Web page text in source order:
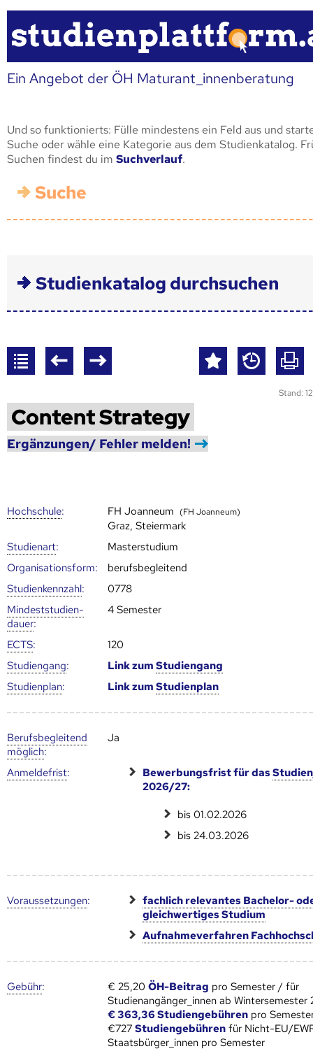
Ein Angebot der ÖH Maturant_innenberatung
Und so funktionierts: Fülle mindestens ein Feld aus und
Suche oder wähle eine Kategorie aus dem Studienkatalog.
Suchen findest du im Suchverlauf.
Suche
Studienkatalog durchsuchen
Stand:
Content Strategy
Ergänzungen/ Fehler melden!
Hoch­schule: FH Joanneum (FH Joanneum)
Graz, Steiermark
Studienart:
Masterstudium
Organisationsform:
berufsbegleitend
Studien­kenn­zahl:
0778
Mindest­studien­
dauer:
4 Semester
ECTS:
120
Studien­gang: Link zumStudien­gang
Studien­plan: Link zumStudien­plan
Berufs­begleitend
möglich:
Ja
Anmelde­frist: Bewerbungsfrist für das
2026/27:
bis 01.02.2026
bis 24.03.2026
Voraus­setzungen:
fachlich relevantes Bachelor-
gleichwertiges Studium
Aufnahmeverfahren
Gebühr: € 25,20ÖH-Beitrag pro Semester / für
Studienangänger_innen ab Wintersemester
€ 363,36 Studiengebühren pro
€727Studiengebühren für Nicht-EU/
Staatsbürger_innen pro Semester